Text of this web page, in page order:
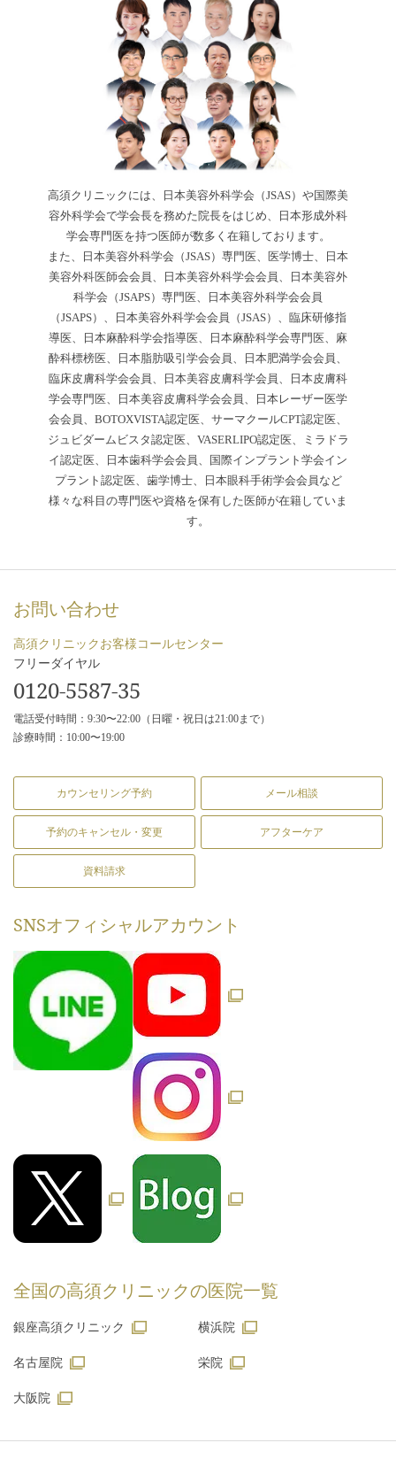
高須クリニックには、日本美容外科学会（JSAS）や国際美
容外科学会で学会長を務めた院長をはじめ、日本形成外科
学会専門医を持つ医師が数多く在籍しております。
また、日本美容外科学会（JSAS）専門医、医学博士、日本
美容外科医師会会員、日本美容外科学会会員、日本美容外
科学会（JSAPS）専門医、日本美容外科学会会員
（JSAPS）、日本美容外科学会会員（JSAS）、臨床研修指
導医、日本麻酔科学会指導医、日本麻酔科学会専門医、麻
酔科標榜医、日本脂肪吸引学会会員、日本肥満学会会員、
臨床皮膚科学会会員、日本美容皮膚科学会員、日本皮膚科
学会専門医、日本美容皮膚科学会会員、日本レーザー医学
会会員、BOTOXVISTA認定医、サーマクールCPT認定医、
ジュビダームビスタ認定医、VASERLIPO認定医、ミラドラ
イ認定医、日本歯科学会会員、国際インプラント学会イン
プラント認定医、歯学博士、日本眼科手術学会会員など
様々な科目の専門医や資格を保有した医師が在籍していま
す。
お問い合わせ
高須クリニックお客様コールセンター
フリーダイヤル
0120-5587-35
電話受付時間：9:30〜22:00（日曜・祝日は21:00まで）
診療時間：10:00〜19:00
カウンセリング予約 メール相談
予約のキャンセル・変更 アフターケア
資料請求
SNSオフィシャルアカウント
全国の高須クリニックの医院一覧
銀座高須クリニック 横浜院
名古屋院 栄院
大阪院